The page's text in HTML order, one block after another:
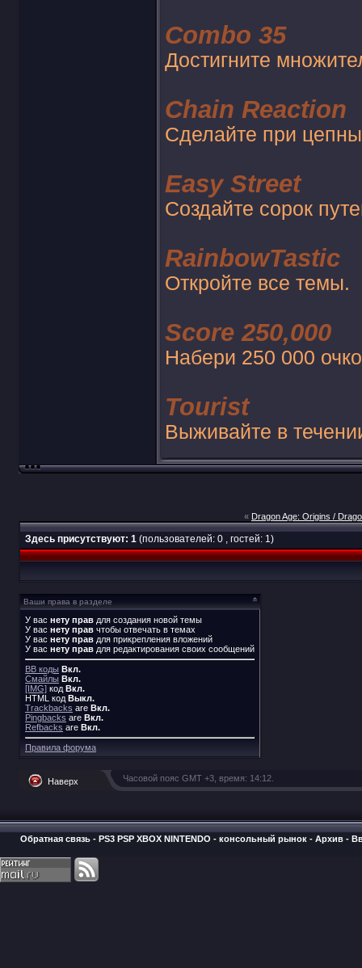
Combo 35
Достигните
Chain Reaction
Сделайте при
Easy Street
Создайте сорок
RainbowTastic
Откройте все темы.
Score 250,000
Набери 250 000
Tourist
Выживайте в
« Dragon Age: Origins /
Здесь присутствуют: 1 (пользователей: 0 , гостей: 1)
Ваши права в разделе
У вас нету прав для создания новой темы
У вас нету прав чтобы отвечать в темах
У вас нету прав для прикрепления вложений
У вас нету прав для редактирования своих сообщений
BB коды Вкл.
Смайлы Вкл.
[IMG] код Вкл.
HTML код Выкл.
Trackbacks are Вкл.
Pingbacks are Вкл.
Refbacks are Вкл.
Правила форума
Наверх Часовой пояс GMT +3, время: 14:12
Обратная связь - PS3 PSP XBOX NINTENDO - консольный рынок - Архив -